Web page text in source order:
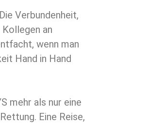
Verbundenheit,
an
wenn man
Hand in Hand
mehr als nur eine
Eine Reise,